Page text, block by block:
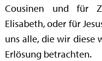
Cousinen und für
Elisabeth, oder für
uns alle, die wir diese
Erlösung betrachten.